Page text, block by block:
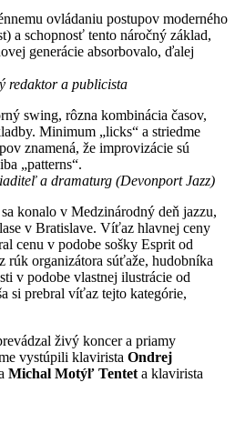
ovládaniu postupov moderného
a schopnosť tento náročný základ,
generácie absorbovalo, ďalej
redaktor a publicista
swing, rôzna kombinácia časov,
Minimum „licks“ a striedme
znamená, že improvizácie sú
„patterns“.
a dramaturg (Devonport Jazz)
konalo v Medzinárodný deň jazzu,
v Bratislave. Víťaz hlavnej ceny
cenu v podobe sošky Esprit od
organizátora súťaže, hudobníka
v podobe vlastnej ilustrácie od
si prebral víťaz tejto kategórie,
živý koncer a priamy
vystúpili klavirista Ondrej
Michal Motýľ Tentet a klavirista